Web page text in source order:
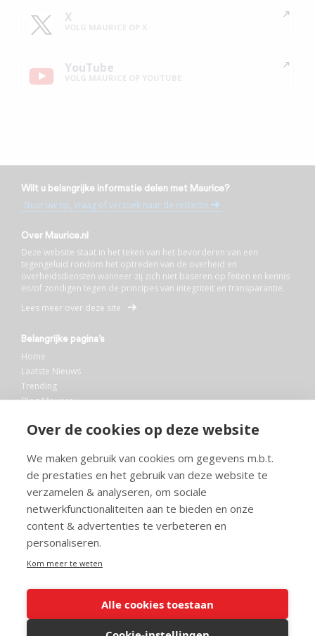
Over de cookies op deze website
We maken gebruik van cookies om gegevens m.b.t.
de prestaties en het gebruik van deze website te
verzamelen & analyseren, om sociale
netwerkfunctionaliteiten aan te bieden en onze
content & advertenties te verbeteren en
personaliseren.
Kom meer te weten
Alle cookies toestaan
X
YouTube
Wilt u belangrijke informatie delen met Maurice?
Stuur uw tip, vraag of verzoek naar de redactie
Over Maurice.nl
Deze website staat in het teken van het bevorderen van een
tegengeluid rondom het optreden van de overheid en
overheidsdiensten wanneer zij zich niet baseren op feiten en kennis
en/of zondigen tegen de principes van integriteit en transparantie.
Lees meer over deze site
Belangrijke pagina’s
Home
Laatste Nieuws
Trending
Blog Maurice
Bibliotheek
Info en service
FAQ
Doneren
Privacy
Voorwaarden
Meedoen
© 2026 Maurice.nl - Alle rechten voorbehouden. Op alle artikelen rust
copyright. Voor meer info, mail naarcontact@maurice.nl.